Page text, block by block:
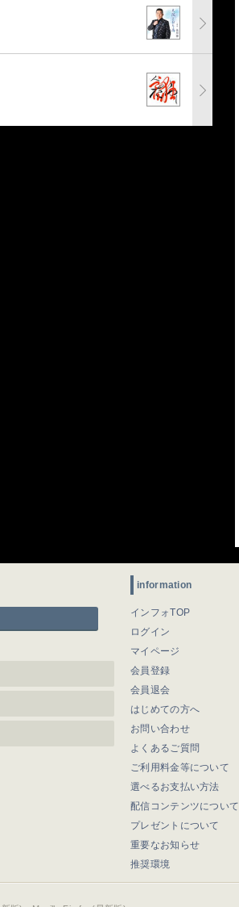
information
インフォTOP
ログイン
マイページ
会員登録
会員退会
はじめての方へ
お問い合わせ
よくあるご質問
ご利用料金等について
選べるお支払い方法
配信コンテンツについて
プレゼントについて
重要なお知らせ
推奨環境